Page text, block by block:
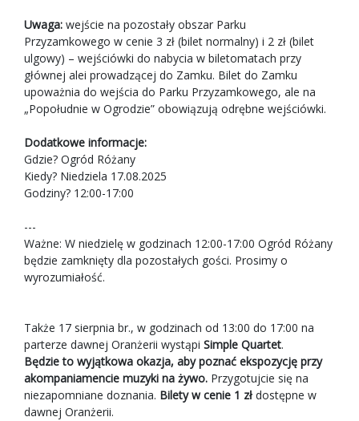
Uwaga: wejście na pozostały obszar Parku
Przyzamkowego w cenie 3 zł (bilet normalny) i 2 zł (bilet
ulgowy) – wejściówki do nabycia w biletomatach przy
głównej alei prowadzącej do Zamku. Bilet do Zamku
upoważnia do wejścia do Parku Przyzamkowego, ale na
„Popołudnie w Ogrodzie” obowiązują odrębne wejściówki.
Dodatkowe informacje:
Gdzie? Ogród Różany
Kiedy? Niedziela 17.08.2025
Godziny? 12:00-17:00
---
Ważne: W niedzielę w godzinach 12:00-17:00 Ogród Różany
będzie zamknięty dla pozostałych gości. Prosimy o
wyrozumiałość.
Także 17 sierpnia br., w godzinach od 13:00 do 17:00 na
parterze dawnej Oranżerii wystąpi Simple Quartet.
Będzie to wyjątkowa okazja, aby poznać ekspozycję przy
akompaniamencie muzyki na żywo. Przygotujcie się na
niezapomniane doznania. Bilety w cenie 1 zł dostępne w
dawnej Oranżerii.